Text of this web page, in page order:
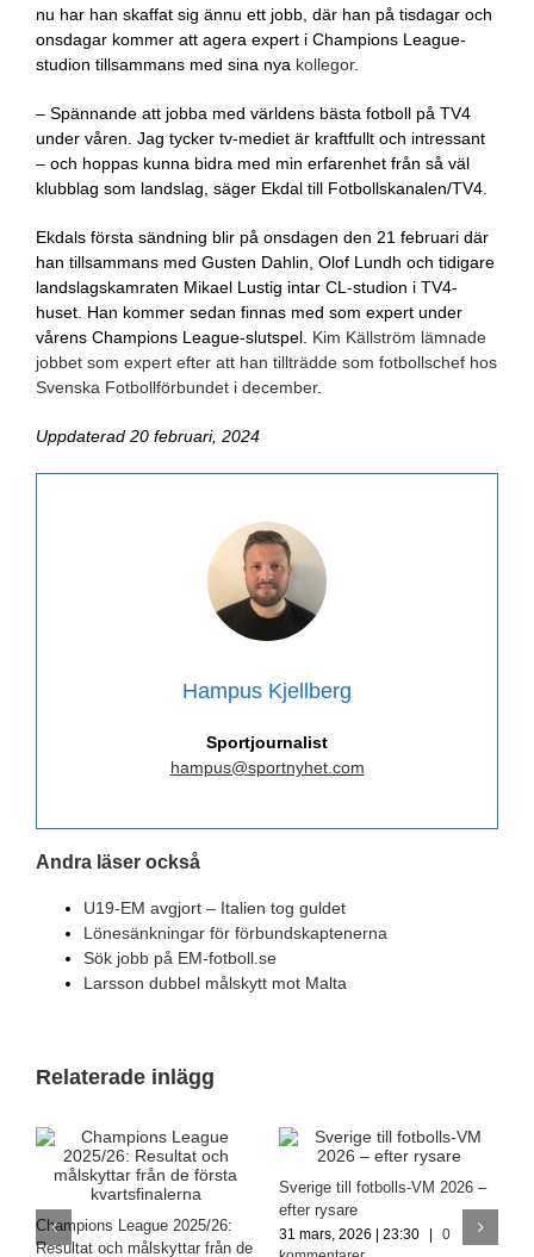
nu har han skaffat sig ännu ett jobb, där han på tisdagar och
onsdagar kommer att agera expert i Champions League-
studion tillsammans med sina nya kollegor.
– Spännande att jobba med världens bästa fotboll på TV4
under våren. Jag tycker tv-mediet är kraftfullt och intressant
– och hoppas kunna bidra med min erfarenhet från så väl
klubblag som landslag, säger Ekdal till Fotbollskanalen/TV4.
Ekdals första sändning blir på onsdagen den 21 februari där
han tillsammans med Gusten Dahlin, Olof Lundh och tidigare
landslagskamraten Mikael Lustig intar CL-studion i TV4-
huset. Han kommer sedan finnas med som expert under
vårens Champions League-slutspel. Kim Källström lämnade
jobbet som expert efter att han tillträdde som fotbollschef hos
Svenska Fotbollförbundet i december.
Uppdaterad 20 februari, 2024
Hampus Kjellberg
Sportjournalist
hampus@sportnyhet.com
Andra läser också
U19-EM avgjort – Italien tog guldet
Lönesänkningar för förbundskaptenerna
Sök jobb på EM-fotboll.se
Larsson dubbel målskytt mot Malta
Relaterade inlägg
Champions League 2025/26:
Resultat och målskyttar från de
Sverige till fotbolls-VM 2026 –
efter rysare
31 mars, 2026 | 23:30 |
0